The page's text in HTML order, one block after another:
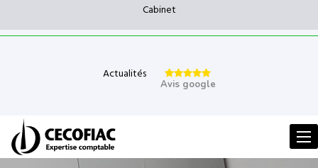
Cabinet
Actualités
Avis google